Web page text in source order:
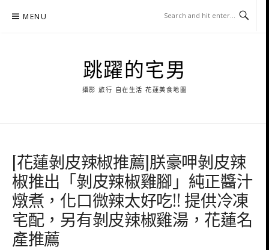
MENU
跳躍的宅男
攝影 旅行 自在生活 花蓮美食地圖
[花蓮剝皮辣椒推薦]朕豪呷剝皮辣
椒推出「剝皮辣椒雞腳」純正醬汁
燉煮，化口微辣太好吃!! 提供冷凍
宅配，另有剝皮辣椒雞湯，花蓮名
產推薦